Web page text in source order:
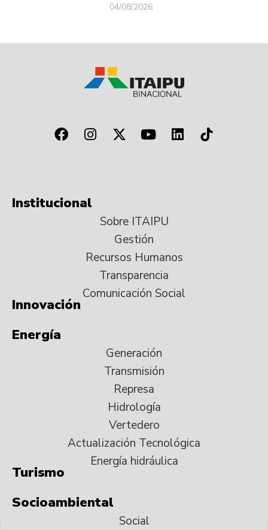
04/08/2026
Institucional
Sobre ITAIPU
Gestión
Recursos Humanos
Transparencia
Comunicación Social
Innovación
Energía
Generación
Transmisión
Represa
Hidrología
Vertedero
Actualización Tecnológica
Energía hidráulica
Turismo
Socioambiental
Social